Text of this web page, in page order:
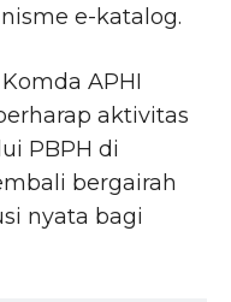
e-katalog.
APHI
aktivitas
PBPH di
bergairah
nyata bagi